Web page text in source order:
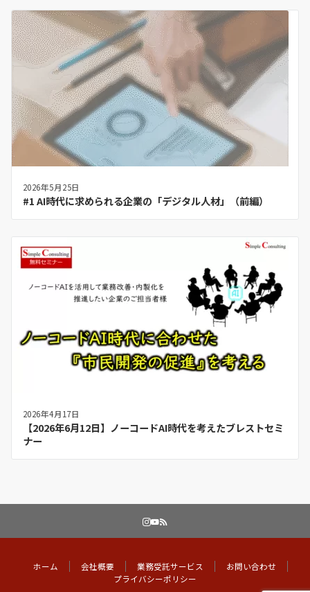
2026年5月25日
#1 AI時代に求められる企業の「デジタル人材」（前編）
2026年4月17日
【2026年6月12日】ノーコードAI時代を考えたブレストセミ
ナー
ホーム 会社概要 業務受託サービス
お問い合わせ
プライバシーポリシー